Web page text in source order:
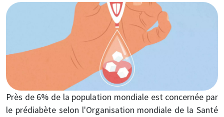
Image
Près de 6% de la population mondiale est concernée par
le prédiabète selon l'Organisation mondiale de la Santé